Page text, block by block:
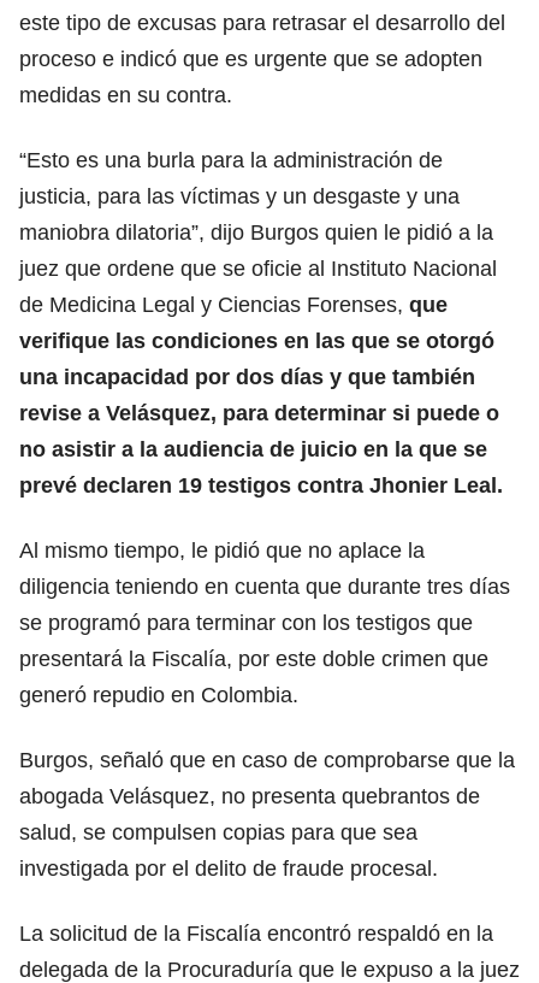
este tipo de excusas para retrasar el desarrollo del
proceso e indicó que es urgente que se adopten
medidas en su contra.
“Esto es una burla para la administración de
justicia, para las víctimas y un desgaste y una
maniobra dilatoria”, dijo Burgos quien le pidió a la
juez que ordene que se oficie al Instituto Nacional
de Medicina Legal y Ciencias Forenses, que
verifique las condiciones en las que se otorgó
una incapacidad por dos días y que también
revise a Velásquez, para determinar si puede o
no asistir a la audiencia de juicio en la que se
prevé declaren 19 testigos contra Jhonier Leal.
Al mismo tiempo, le pidió que no aplace la
diligencia teniendo en cuenta que durante tres días
se programó para terminar con los testigos que
presentará la Fiscalía, por este doble crimen que
generó repudio en Colombia.
Burgos, señaló que en caso de comprobarse que la
abogada Velásquez, no presenta quebrantos de
salud, se compulsen copias para que sea
investigada por el delito de fraude procesal.
La solicitud de la Fiscalía encontró respaldó en la
delegada de la Procuraduría que le expuso a la juez